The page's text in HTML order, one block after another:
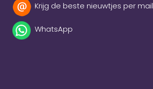
Krijg de beste nieuwtjes per mail
WhatsApp